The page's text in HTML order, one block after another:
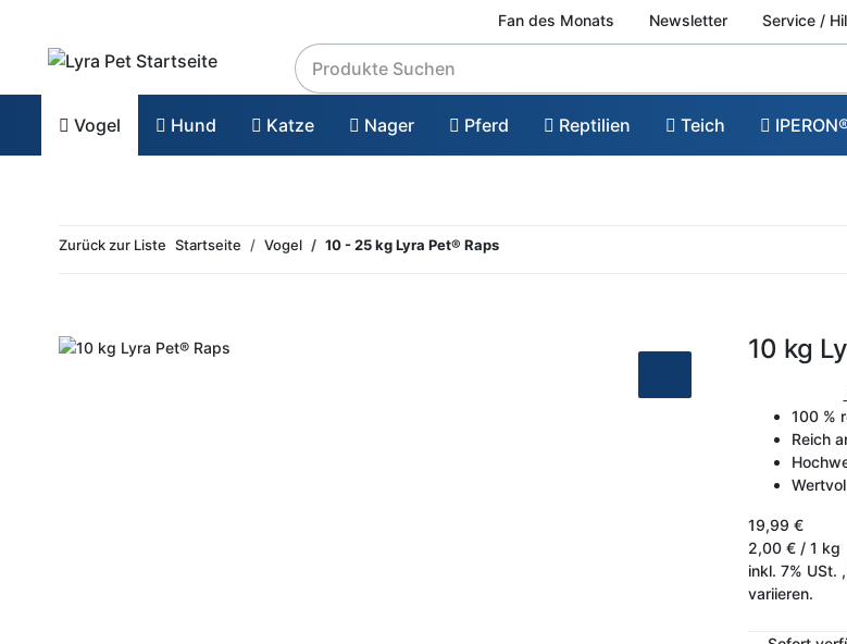
Fan des Monats Newsletter Service /
Vogel Hund Katze Nager Pferd Reptilien Teich
Zurück zur Liste Startseite Vogel 10 - 25 kg Lyra Pet® Raps
10 kg
100 %
Reich
19,99 €
2,00 € / 1 kg
inkl. 7% USt.
variieren.